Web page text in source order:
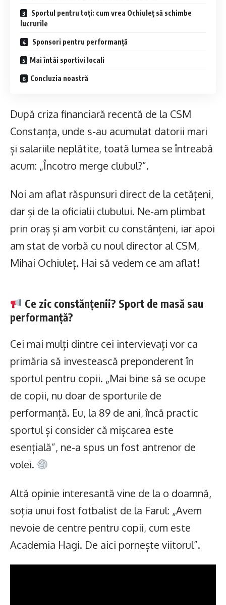
Sportul pentru toți: cum vrea Ochiuleț să schimbe
lucrurile
Sponsori pentru performanță
Mai întâi sportivi locali
Concluzia noastră
După criza financiară recentă de la CSM
Constanța, unde s-au acumulat datorii mari
și salariile neplătite, toată lumea se întreabă
acum: „Încotro merge clubul?”.
Noi am aflat răspunsuri direct de la cetățeni,
dar și de la oficialii clubului. Ne-am plimbat
prin oraș și am vorbit cu constănțeni, iar apoi
am stat de vorbă cu noul director al CSM,
Mihai Ochiuleț. Hai să vedem ce am aflat!
Ce zic constănțenii? Sport de masă sau
performanță?
Cei mai mulți dintre cei intervievați vor ca
primăria să investească preponderent în
sportul pentru copii. „Mai bine să se ocupe
de copii, nu doar de sporturile de
performanță. Eu, la 89 de ani, încă practic
sportul și consider că mișcarea este
esențială”, ne-a spus un fost antrenor de
volei.
Altă opinie interesantă vine de la o doamnă,
soția unui fost fotbalist de la Farul: „Avem
nevoie de centre pentru copii, cum este
Academia Hagi. De aici pornește viitorul”.